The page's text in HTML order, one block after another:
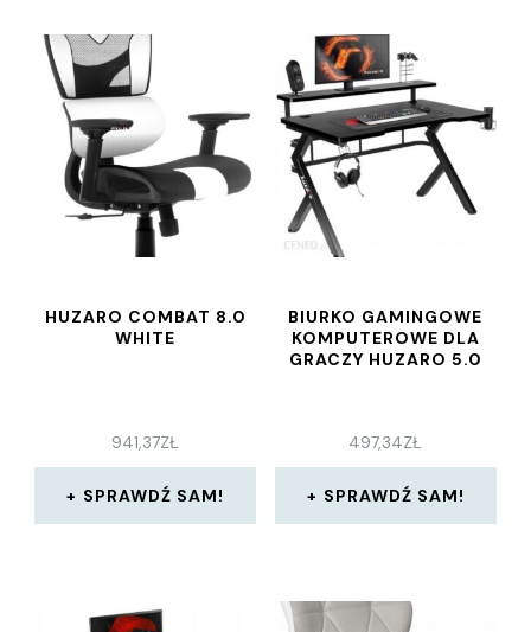
HUZARO COMBAT 8.0
WHITE
941,37ZŁ
SPRAWDŹ SAM!
BIURKO GAMINGOWE
KOMPUTEROWE DLA
GRACZY HUZARO 5.0
497,34ZŁ
SPRAWDŹ SAM!